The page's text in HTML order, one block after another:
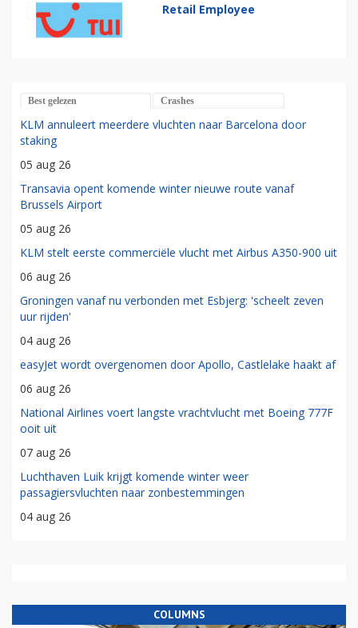
Retail Employee
Best gelezen Crashes
KLM annuleert meerdere vluchten naar Barcelona door
staking
05 aug 26
Transavia opent komende winter nieuwe route vanaf
Brussels Airport
05 aug 26
KLM stelt eerste commerciële vlucht met Airbus A350-900 uit
06 aug 26
Groningen vanaf nu verbonden met Esbjerg: 'scheelt zeven
uur rijden'
04 aug 26
easyJet wordt overgenomen door Apollo, Castlelake haakt af
06 aug 26
National Airlines voert langste vrachtvlucht met Boeing 777F
ooit uit
07 aug 26
Luchthaven Luik krijgt komende winter weer
passagiersvluchten naar zonbestemmingen
04 aug 26
COLUMNS